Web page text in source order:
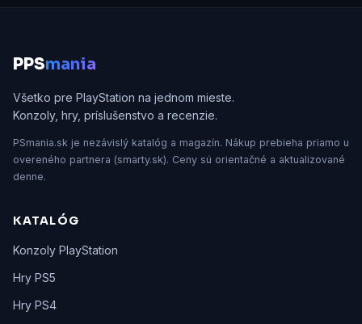
PPSmania
Všetko pre PlayStation na jednom mieste.
Konzoly, hry, príslušenstvo a recenzie.
PSmania.sk je nezávislý katalóg a magazín. Nákup prebieha priamo u
overeného partnera (smarty.sk). Ceny sú orientačné a aktualizované
denne.
KATALÓG
Konzoly PlayStation
Hry PS5
Hry PS4